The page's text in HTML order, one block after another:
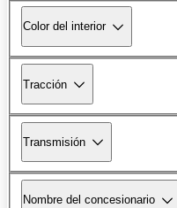
Color del interior
Tracción
Transmisión
Nombre del concesionario